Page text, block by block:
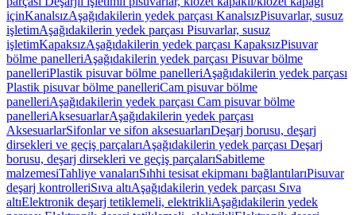
içinKanalsızAşağıdakilerin yedek parçası KanalsızPisuvarlar, susuz
işletimAşağıdakilerin yedek parçası Pisuvarlar, susuz
işletimKapaksızAşağıdakilerin yedek parçası KapaksızPisuvar
bölme panelleriAşağıdakilerin yedek parçası Pisuvar bölme
panelleriPlastik pisuvar bölme panelleriAşağıdakilerin yedek parçası
Plastik pisuvar bölme panelleriCam pisuvar bölme
panelleriAşağıdakilerin yedek parçası Cam pisuvar bölme
panelleriAksesuarlarAşağıdakilerin yedek parçası
AksesuarlarSifonlar ve sifon aksesuarlarıDeşarj borusu, deşarj
dirsekleri ve geçiş parçalarıAşağıdakilerin yedek parçası Deşarj
borusu, deşarj dirsekleri ve geçiş parçalarıSabitleme
malzemesiTahliye vanalarıSıhhi tesisat ekipmanı bağlantılarıPisuvar
deşarj kontrolleriSıva altıAşağıdakilerin yedek parçası Sıva
altıElektronik deşarj tetiklemeli, elektrikliAşağıdakilerin yedek